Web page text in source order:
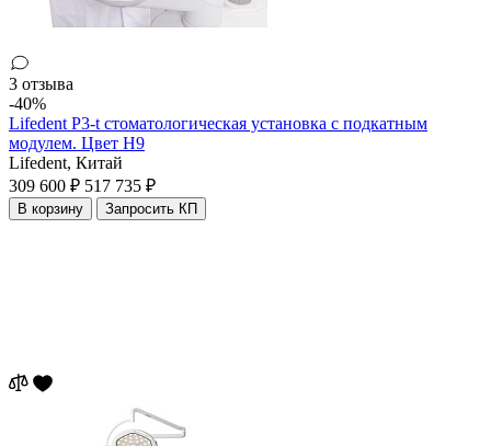
3 отзыва
-40%
Lifedent P3-t стоматологическая установка с подкатным
модулем. Цвет H9
Lifedent, Китай
309 600 ₽ 517 735 ₽
В корзину Запросить КП